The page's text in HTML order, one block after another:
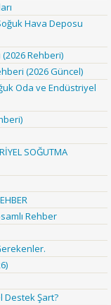
Hava Deposu
Rehberi)
(2026 Güncel)
Oda ve Endüstriyel
SOĞUTMA
Rehber
Destek Şart?